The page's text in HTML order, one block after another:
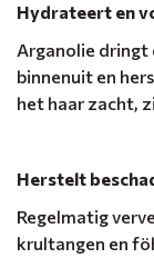
Hydrateert en
Arganolie dringt
binnenuit en
het haar zacht,
Herstelt
Regelmatig
krultangen en